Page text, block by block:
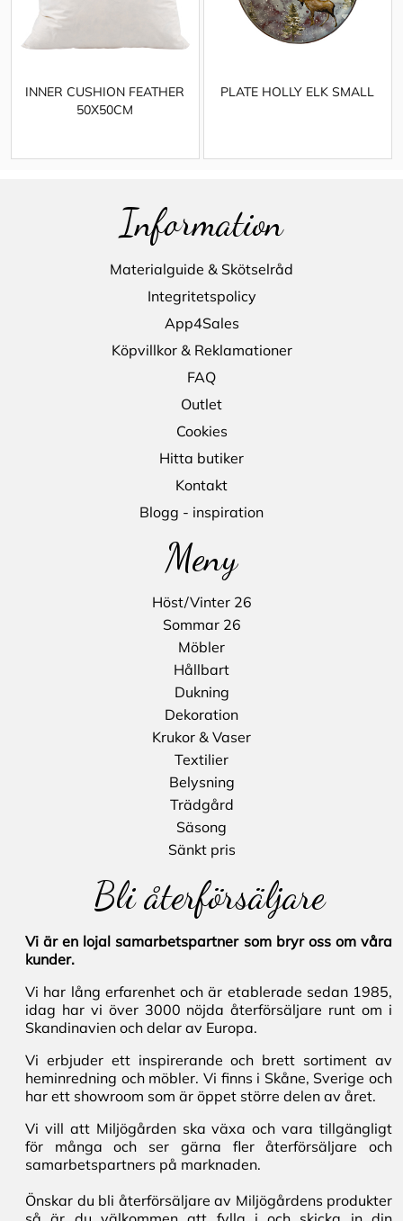
INNER CUSHION FEATHER
50X50CM
PLATE HOLLY ELK SMALL
Information
Materialguide & Skötselråd
Integritetspolicy
App4Sales
Köpvillkor & Reklamationer
FAQ
Outlet
Cookies
Hitta butiker
Kontakt
Blogg - inspiration
Meny
Höst/Vinter 26
Sommar 26
Möbler
Hållbart
Dukning
Dekoration
Krukor & Vaser
Textilier
Belysning
Trädgård
Säsong
Sänkt pris
Bli återförsäljare
Vi är en lojal samarbetspartner som bryr oss om våra
kunder.
Vi har lång erfarenhet och är etablerade sedan 1985,
idag har vi över 3000 nöjda återförsäljare runt om i
Skandinavien och delar av Europa.
Vi erbjuder ett inspirerande och brett sortiment av
heminredning och möbler. Vi finns i Skåne, Sverige och
har ett showroom som är öppet större delen av året.
Vi vill att Miljögården ska växa och vara tillgängligt
för många och ser gärna fler återförsäljare och
samarbetspartners på marknaden.
Önskar du bli återförsäljare av Miljögårdens produkter